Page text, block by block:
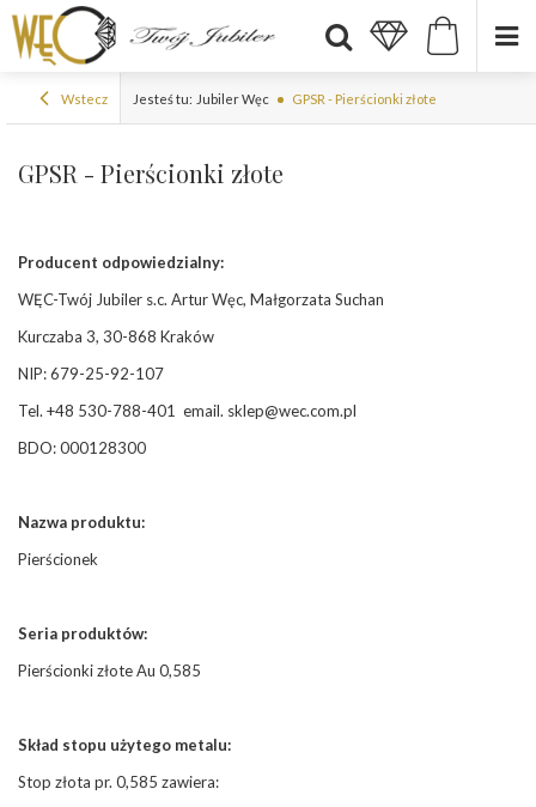
Wstecz Jesteś tu: Jubiler Węc GPSR - Pierścionki złote
GPSR - Pierścionki złote
Producent odpowiedzialny:
WĘC-Twój Jubiler s.c. Artur Węc, Małgorzata Suchan
Kurczaba 3, 30-868 Kraków
NIP: 679-25-92-107
Tel. +48 530-788-401 email. sklep@wec.com.pl
BDO: 000128300
Nazwa produktu:
Pierścionek
Seria produktów:
Pierścionki złote Au 0,585
Skład stopu użytego metalu:
Stop złota pr. 0,585 zawiera: